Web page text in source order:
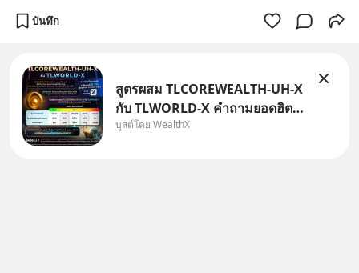
บันทึก
สูตรผสม TLCOREWEALTH-UH-X
กับ TLWORLD-X คำถามยอดฮิตที่
คนใช้ WealthX ถามเข้ามา
บูสต์โดย WealthX